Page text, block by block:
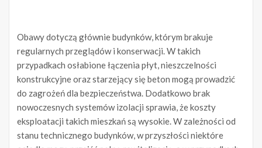
Obawy dotyczą głównie budynków, którym brakuje
regularnych przeglądów i konserwacji. W takich
przypadkach osłabione łączenia płyt, nieszczelności
konstrukcyjne oraz starzejący się beton mogą prowadzić
do zagrożeń dla bezpieczeństwa. Dodatkowo brak
nowoczesnych systemów izolacji sprawia, że koszty
eksploatacji takich mieszkań są wysokie. W zależności od
stanu technicznego budynków, w przyszłości niektóre